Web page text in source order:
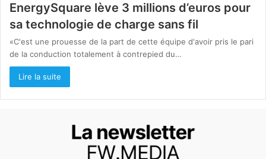
EnergySquare lève 3 millions d’euros pour
sa technologie de charge sans fil
«C'est une prouesse de la part de cette équipe d'avoir pris le pari
de la conduction totalement à contrepied du…
Lire la suite